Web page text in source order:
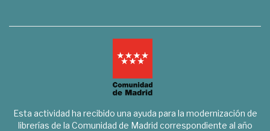
Esta actividad ha recibido una ayuda para la modernización de
librerías de la Comunidad de Madrid correspondiente al año